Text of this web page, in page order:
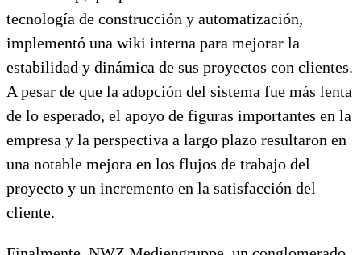
tecnología de construcción y automatización,
implementó una wiki interna para mejorar la
estabilidad y dinámica de sus proyectos con clientes.
A pesar de que la adopción del sistema fue más lenta
de lo esperado, el apoyo de figuras importantes en la
empresa y la perspectiva a largo plazo resultaron en
una notable mejora en los flujos de trabajo del
proyecto y un incremento en la satisfacción del
cliente.